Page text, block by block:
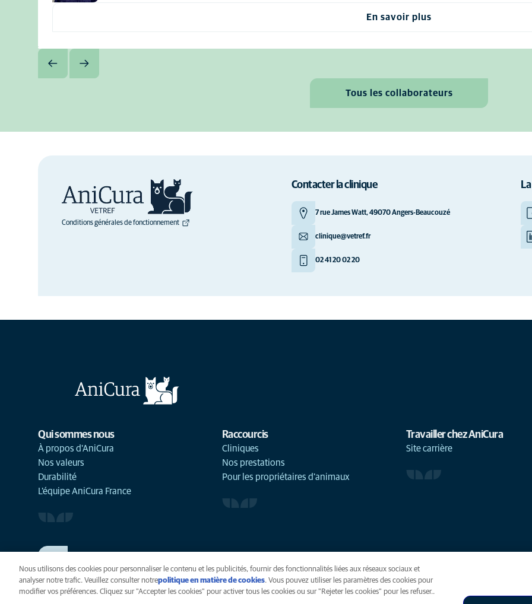
En savoir plus
Tous les collaborateurs
Conditions générales de fonctionnement
Contacter la clinique
7 rue James Watt, 49070 Angers-Beaucouzé
clinique@vetref.fr
02 41 20 02 20
Qui sommes nous
À propos d'AniCura
Nos valeurs
Durabilité
L'équipe AniCura France
Raccourcis
Cliniques
Nos prestations
Pour les propriétaires d'animaux
Travailler chez AniCura
Site carrière
Voir nos offres d'emploi
Nous utilisons des cookies pour personnaliser le contenu et les publicités, fournir des fonctionnalités liées aux réseaux sociaux et
analyser notre trafic. Veuillez consulter notrepolitique en matière de cookies(opens in a new tab)
. Vous pouvez utiliser les paramètres des cookies pour
modifier vos préférences. Cliquez sur "Accepter les cookies" pour activer tous les cookies ou sur "Rejeter les cookies" pour les refuser..